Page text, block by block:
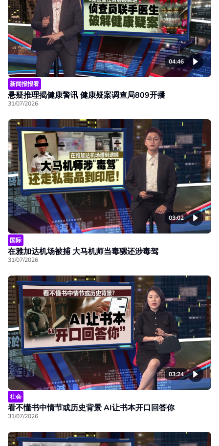
04:46
新闻报报看
悬疑推理揭健康警讯 健康疑案调查局809开播
31/07/2026
03:02
国际
在雅加达机场被捕 大马机师当毒骡还涉毒驾
31/07/2026
03:24
社会
看不懂书中情节或历史背景 AI让书本开口回答你
31/07/2026